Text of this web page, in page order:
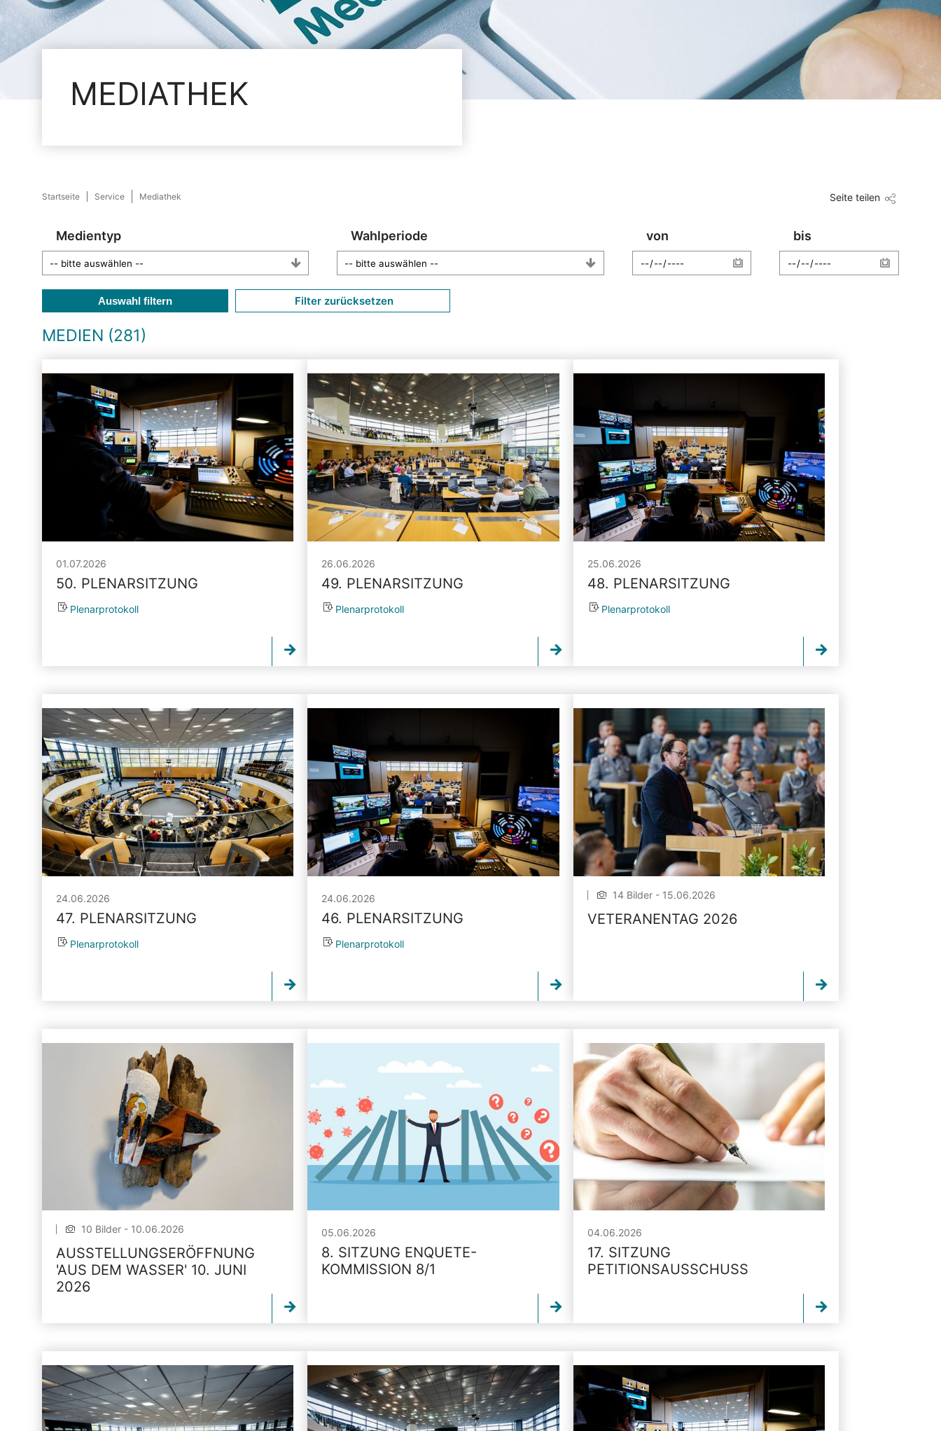
MEDIATHEK
Startseite Service Mediathek Seite teilen
Medientyp Wahlperiode von bis
Auswahl filtern Filter zurücksetzen
MEDIEN (281)
01.07.2026
50. PLENARSITZUNG
Plenarprotokoll
26.06.2026
49. PLENARSITZUNG
Plenarprotokoll
25.06.2026
48. PLENARSITZUNG
Plenarprotokoll
24.06.2026
47. PLENARSITZUNG
Plenarprotokoll
24.06.2026
46. PLENARSITZUNG
Plenarprotokoll
14 Bilder - 15.06.2026
VETERANENTAG 2026
10 Bilder - 10.06.2026
AUSSTELLUNGSERÖFFNUNG
'AUS DEM WASSER' 10. JUNI
2026
05.06.2026
8. SITZUNG ENQUETE-
KOMMISSION 8/1
04.06.2026
17. SITZUNG
PETITIONSAUSSCHUSS